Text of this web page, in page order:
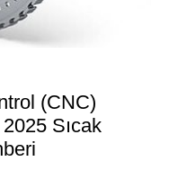
(CNC)
Sıcak